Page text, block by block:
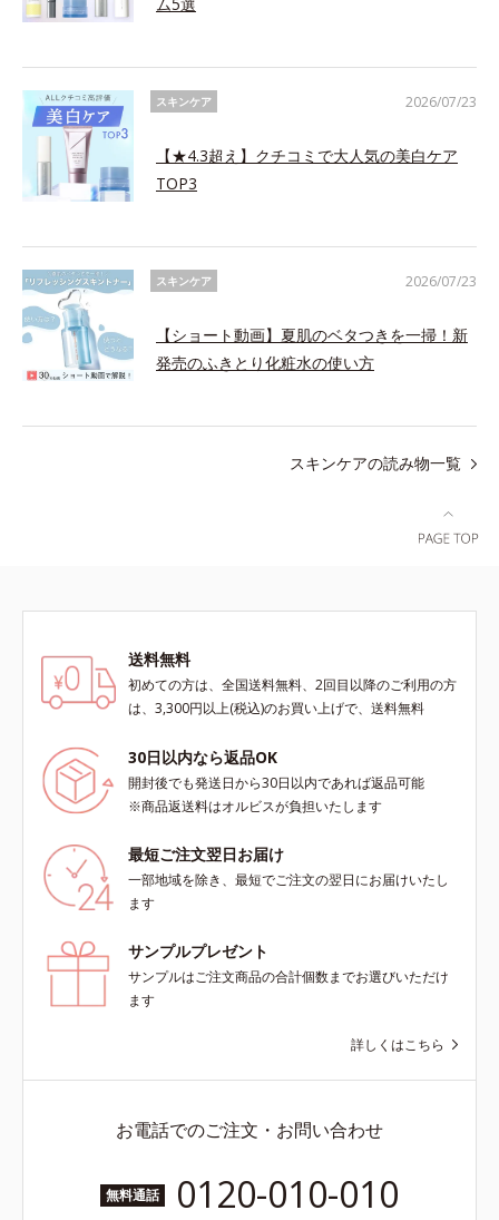
スキンケア
【★4.3超え】クチコミで大人気の美白ケア
TOP3
2026/07/23
スキンケア
【ショート動画】夏肌のベタつきを一掃！新
発売のふきとり化粧水の使い方
2026/07/23
スキンケアの読み物一覧
送料無料
初めての方は、全国送料無料、2回目以降のご利用の方
は、3,300円以上(税込)のお買い上げで、送料無料
30日以内なら返品OK
開封後でも発送日から30日以内であれば返品可能
※商品返送料はオルビスが負担いたします
最短ご注文翌日お届け
一部地域を除き、最短でご注文の翌日にお届けいたし
ます
サンプルプレゼント
サンプルはご注文商品の合計個数までお選びいただけ
ます
詳しくはこちら
お電話でのご注文・お問い合わせ
無料通話 0120-010-010